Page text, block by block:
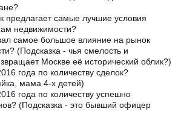
предлагает самые лучшие условия
недвижимости?
самое большое влияние на рынок
(Подсказка - чья смелость и
Москве её исторический облик?)
года по количеству сделок?
мама 4-х детей)
года по количеству успешно
(Подсказка - это бывший офицер